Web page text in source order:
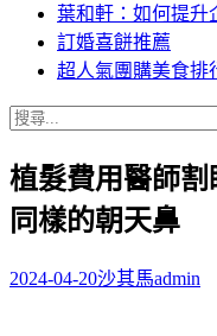
葉和軒：如何提升
訂婚喜餅推薦
超人氣團購美食排
搜
關
鍵
字:
植髮費用醫師
同樣的朝天鼻
2024-04-20沙其馬admin